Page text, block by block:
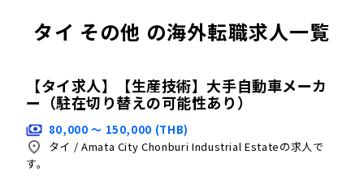
タイ その他 の海外転職求人一覧
【タイ求人】【生産技術】大手自動車メーカ
ー（駐在切り替えの可能性あり）
80,000 〜 150,000 (THB)
タイ / Amata City Chonburi Industrial Estateの求人で
す。